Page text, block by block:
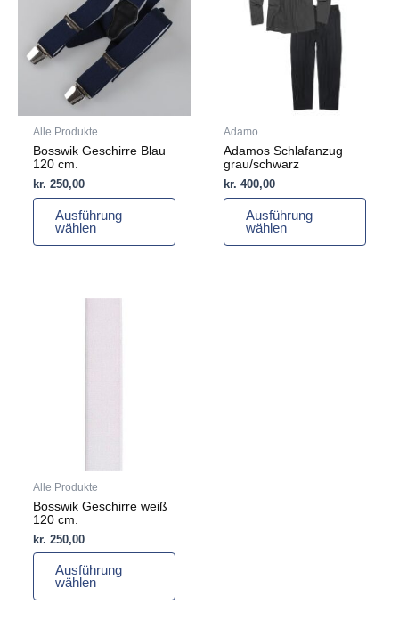
Alle Produkte
Bosswik Geschirre Blau
120 cm.
kr. 250,00
Ausführung
wählen
mehrere
Varianten
auf.
Die
Optionen
können
auf
der
Produktseite
gewählt
werden
Adamo
Adamos Schlafanzug
grau/schwarz
kr. 400,00
Ausführung
wählen
mehrere
Varianten
der
Produktseite
gewählt
werden
Alle Produkte
Bosswik Geschirre weiß
120 cm.
kr. 250,00
Ausführung
wählen
der
Produktseite
werden